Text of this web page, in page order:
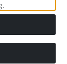
Sieohne